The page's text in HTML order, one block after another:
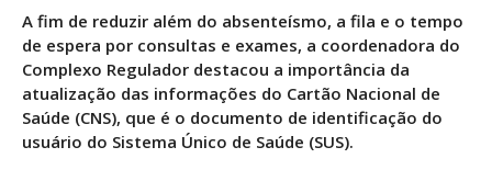
A fim de reduzir além do absenteísmo, a fila e o tempo
de espera por consultas e exames, a coordenadora do
Complexo Regulador destacou a importância da
atualização das informações do Cartão Nacional de
Saúde (CNS), que é o documento de identificação do
usuário do Sistema Único de Saúde (SUS).